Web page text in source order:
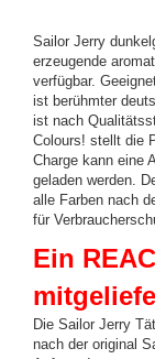
Sailor Jerry
erzeugende
verfügbar.
ist berühmter
ist nach
Colours! stellt die
Charge kann eine
geladen werden.
alle Farben nach
für
Ein
Die Sailor Jerry
nach der original